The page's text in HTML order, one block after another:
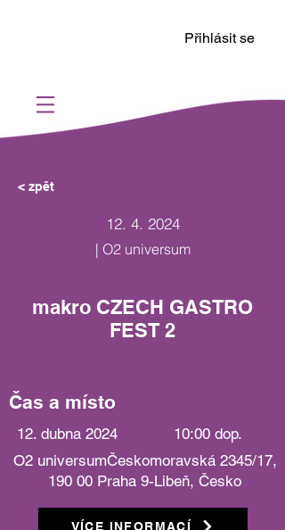
Přihlásit se
< zpět
12. 4. 2024
| O2 universum
makro CZECH GASTRO
FEST 2
Čas a místo
12. dubna 2024
10:00 dop.
O2 universumČeskomoravská 2345/17,
190 00 Praha 9-Libeň, Česko
VÍCE INFORMACÍ